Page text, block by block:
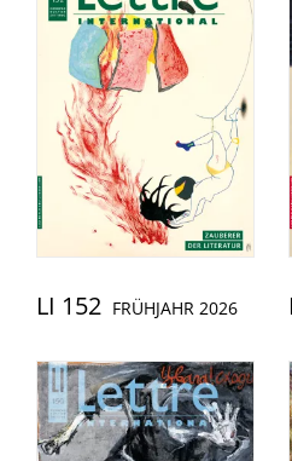
LI 152 FRÜHJAHR 2026